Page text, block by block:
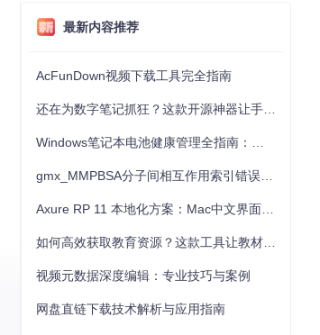
最新内容推荐
AcFunDown视频下载工具完全指南
视频元数据深度编辑：专业技巧与案例
网盘直链下载技术解析与应用指南